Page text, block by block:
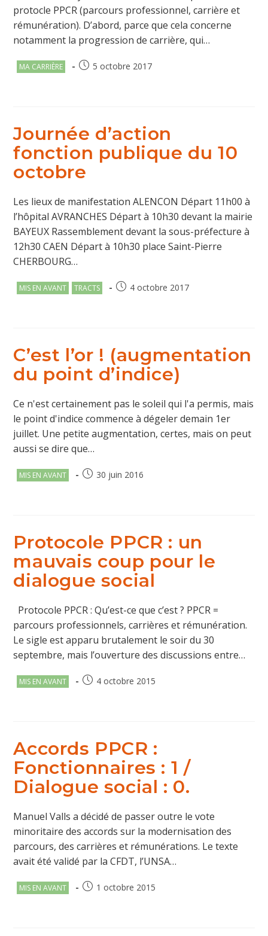
protocle PPCR (parcours professionnel, carrière et
rémunération). D’abord, parce que cela concerne
notamment la progression de carrière, qui…
Post
MA CARRIÈRE
Publication
5 octobre 2017
Journée d’action
fonction publique du 10
octobre
Les lieux de manifestation ALENCON Départ 11h00 à
l’hôpital AVRANCHES Départ à 10h30 devant la mairie
BAYEUX Rassemblement devant la sous-préfecture à
12h30 CAEN Départ à 10h30 place Saint-Pierre
CHERBOURG…
Post
MIS EN AVANT TRACTS
Publication
4 octobre 2017
C’est l’or ! (augmentation
du point d’indice)
Ce n'est certainement pas le soleil qui l'a permis, mais
le point d'indice commence à dégeler demain 1er
juillet. Une petite augmentation, certes, mais on peut
aussi se dire que…
Post
MIS EN AVANT
Publication
30 juin 2016
Protocole PPCR : un
mauvais coup pour le
dialogue social
Protocole PPCR : Qu’est-ce que c’est ? PPCR =
parcours professionnels, carrières et rémunération.
Le sigle est apparu brutalement le soir du 30
septembre, mais l’ouverture des discussions entre…
Post
MIS EN AVANT
Publication
4 octobre 2015
Accords PPCR :
Fonctionnaires : 1 /
Dialogue social : 0.
Manuel Valls a décidé de passer outre le vote
minoritaire des accords sur la modernisation des
parcours, des carrières et rémunérations. Le texte
avait été validé par la CFDT, l’UNSA…
Post
MIS EN AVANT
Publication
1 octobre 2015